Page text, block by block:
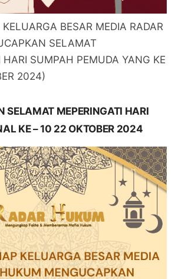
BESAR MEDIA RADAR
SELAMAT
HARI SUMPAH PEMUDA YANG KE
2024)
SELAMAT MEPERINGATI HARI
KE – 10 22 OKTOBER 2024